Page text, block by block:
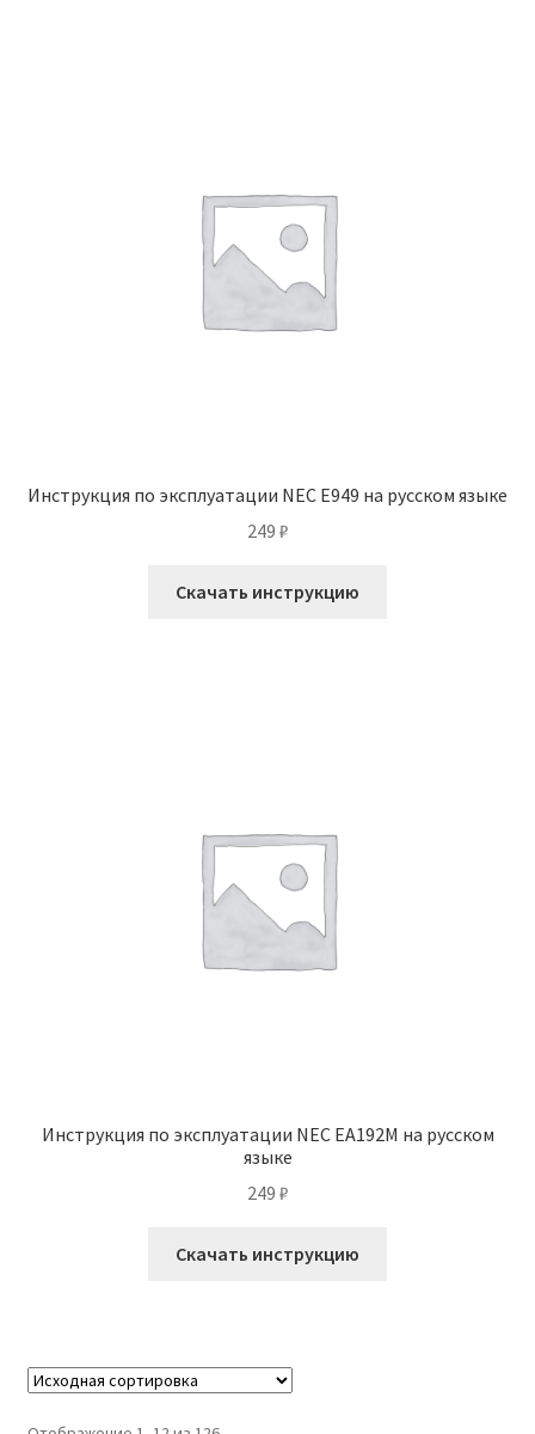
Инструкция по эксплуатации NEC E949 на русском языке
249 ₽
Скачать инструкцию
Инструкция по эксплуатации NEC EA192M на русском
языке
249 ₽
Скачать инструкцию